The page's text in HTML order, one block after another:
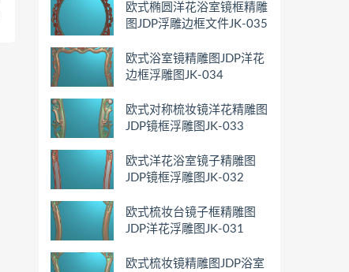
欧式椭圆洋花浴室镜框精雕
图JDP浮雕边框文件JK-035
欧式浴室镜精雕图JDP洋花
边框浮雕图JK-034
欧式对称梳妆镜洋花精雕图
JDP镜框浮雕图JK-033
欧式洋花浴室镜子精雕图
JDP镜框浮雕图JK-032
欧式梳妆台镜子框精雕图
JDP洋花浮雕图JK-031
欧式梳妆镜精雕图JDP浴室